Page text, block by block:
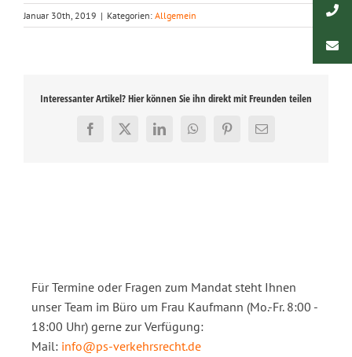
Januar 30th, 2019 | Kategorien: Allgemein
Interessanter Artikel? Hier können Sie ihn direkt mit Freunden teilen
Facebook
X LinkedInWhatsAppPinterest
E-
Für Termine oder Fragen zum Mandat steht Ihnen
unser Team im Büro um Frau Kaufmann (Mo.-Fr. 8:00 -
18:00 Uhr) gerne zur Verfügung:
Mail: info@ps-verkehrsrecht.de